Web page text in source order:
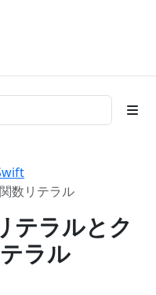
関数リテラル
テラルとク
ラル